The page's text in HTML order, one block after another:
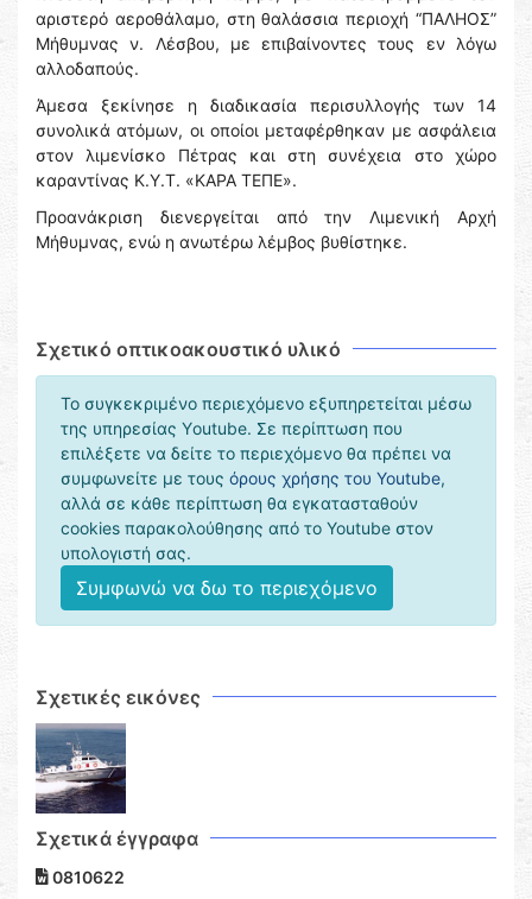
αριστερό αεροθάλαμο, στη θαλάσσια περιοχή “ΠΑΛΗΟΣ”
Μήθυμνας ν. Λέσβου, με επιβαίνοντες τους εν λόγω
αλλοδαπούς.
Άμεσα ξεκίνησε η διαδικασία περισυλλογής των 14
συνολικά ατόμων, οι οποίοι μεταφέρθηκαν με ασφάλεια
στον λιμενίσκο Πέτρας και στη συνέχεια στο χώρο
καραντίνας Κ.Υ.Τ. «ΚΑΡΑ ΤΕΠΕ».
Προανάκριση διενεργείται από την Λιμενική Αρχή
Μήθυμνας, ενώ η ανωτέρω λέμβος βυθίστηκε.
Σχετικό οπτικοακουστικό υλικό
Το συγκεκριμένο περιεχόμενο εξυπηρετείται μέσω
της υπηρεσίας Υoutube. Σε περίπτωση που
επιλέξετε να δείτε το περιεχόμενο θα πρέπει να
συμφωνείτε με τους όρους χρήσης του Youtube,
αλλά σε κάθε περίπτωση θα εγκατασταθούν
cookies παρακολούθησης από το Youtube στον
υπολογιστή σας.
Συμφωνώ να δω το περιεχόμενο
Σχετικές εικόνες
Σχετικά έγγραφα
0810622